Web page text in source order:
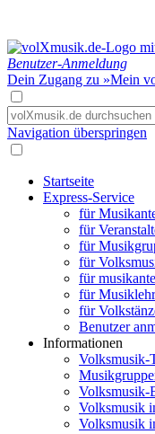
Benutzer-Anmeldung
Dein Zugang zu »Mein
Navigation überspringen
Startseite
Express-Service
für
für
für
für
für
für
für
Benutzer
Informationen
Volksmusik-
Volksmusik-
Volksmusik
Volksmusik